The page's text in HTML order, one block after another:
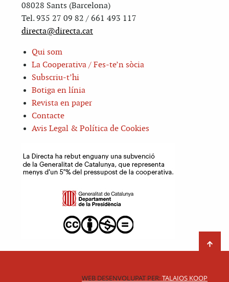
08028 Sants (Barcelona)
Tel. 935 27 09 82 / 661 493 117
directa@directa.cat
Qui som
La Cooperativa / Fes-te’n sòcia
Subscriu-t’hi
Botiga en línia
Revista en paper
Contacte
Avis Legal & Política de Cookies
WEB DESENVOLUPAT PER:TALAIOS KOOP